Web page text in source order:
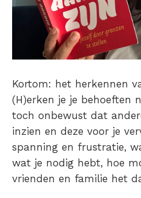
Kortom: het herkennen
(H)erken je je behoeften
toch onbewust dat
inzien en deze voor je
spanning en frustratie,
wat je nodig hebt, hoe
vrienden en familie het